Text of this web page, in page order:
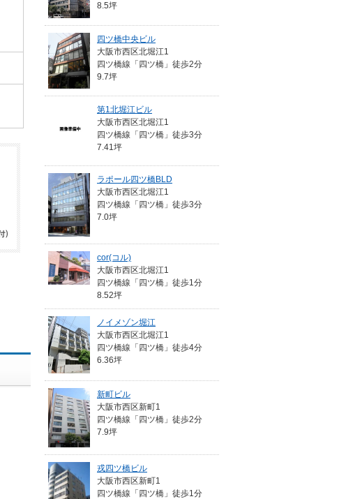
8.5坪
四ツ橋中央ビル
大阪市西区北堀江1
四ツ橋線「四ツ橋」徒歩2分
9.7坪
第1北堀江ビル
大阪市西区北堀江1
四ツ橋線「四ツ橋」徒歩3分
7.41坪
ラポール四ツ橋BLD
大阪市西区北堀江1
四ツ橋線「四ツ橋」徒歩3分
7.0坪
cor(コル)
大阪市西区北堀江1
四ツ橋線「四ツ橋」徒歩1分
8.52坪
ノイメゾン堀江
大阪市西区北堀江1
四ツ橋線「四ツ橋」徒歩4分
6.36坪
新町ビル
大阪市西区新町1
四ツ橋線「四ツ橋」徒歩2分
7.9坪
戎四ツ橋ビル
大阪市西区新町1
四ツ橋線「四ツ橋」徒歩1分